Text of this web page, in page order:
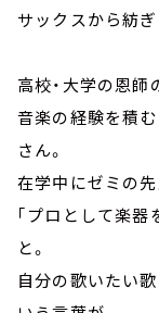
サックスから紡
高校・大学の恩師
音楽の経験を積
さん。
在学中にゼミの
｢プロとして楽器
と。
自分の歌いたい